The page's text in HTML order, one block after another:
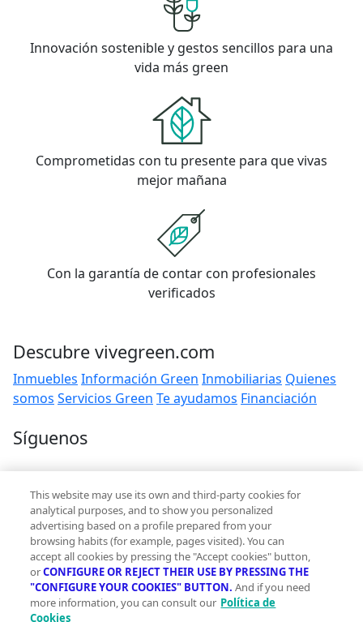
Innovación sostenible y gestos sencillos para una
vida más green
Comprometidas con tu presente para que vivas
mejor mañana
Con la garantía de contar con profesionales
verificados
Descubre vivegreen.com
Inmuebles Información Green Inmobiliarias Quienes
somos Servicios Green Te ayudamos Financiación
Síguenos
Contacto
hola@vivegreen.com
Aviso Legal
This website may use its own and third-party cookies for
analytical purposes, and to show you personalized
advertising based on a profile prepared from your
browsing habits (for example, pages visited). You can
accept all cookies by pressing the "Accept cookies" button,
orCONFIGURE OR REJECT THEIR USE BY PRESSING THE
"CONFIGURE YOUR COOKIES" BUTTON. And if you need
more information, you can consult our Política de
Cookies